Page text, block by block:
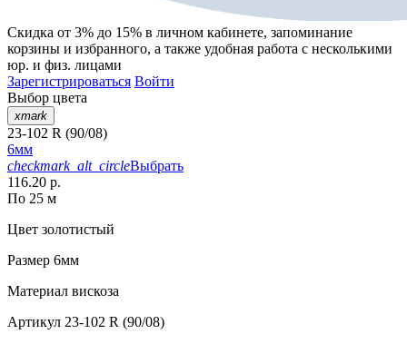
Скидка от 3% до 15% в личном кабинете, запоминание
корзины и избранного, а также удобная работа с несколькими
юр. и физ. лицами
Зарегистрироваться Войти
Выбор цвета
xmark
23-102 R (90/08)
6мм
checkmark_alt_circleВыбрать
116.20 р.
По 25 м
Цвет золотистый
Размер 6мм
Материал вискоза
Артикул 23-102 R (90/08)